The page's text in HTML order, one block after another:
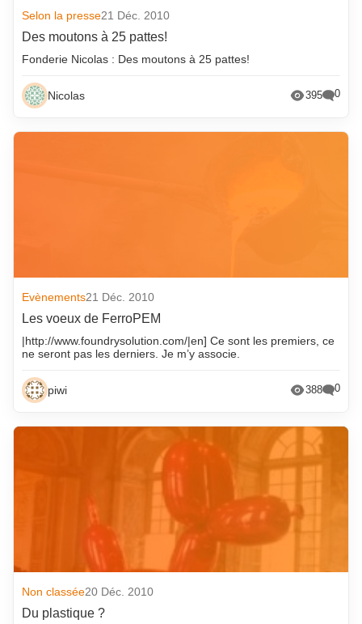
Selon la presse21 Déc. 2010
Des moutons à 25 pattes!
Fonderie Nicolas : Des moutons à 25 pattes!
Nicolas 395 0
Evènements21 Déc. 2010
Les voeux de FerroPEM
|http://www.foundrysolution.com/|en] Ce sont les premiers, ce
ne seront pas les derniers. Je m’y associe.
piwi 388 0
Non classée20 Déc. 2010
Du plastique ?